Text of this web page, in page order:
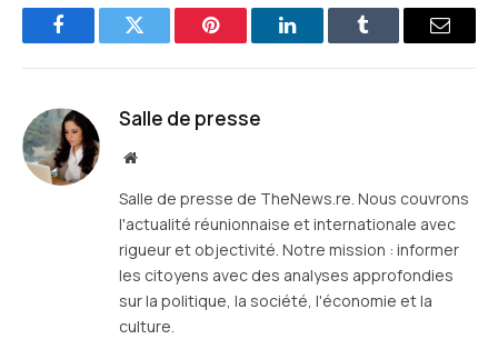
FacebookTwitter Pinterest LinkedInTumblr
E-
Salle de presse
Site
Salle de presse de TheNews.re. Nous couvrons
l'actualité réunionnaise et internationale avec
rigueur et objectivité. Notre mission : informer
les citoyens avec des analyses approfondies
sur la politique, la société, l'économie et la
culture.